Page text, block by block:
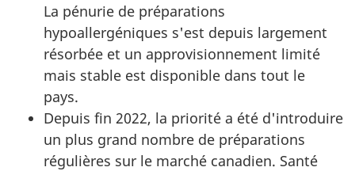
La pénurie de préparations
hypoallergéniques s'est depuis largement
résorbée et un approvisionnement limité
mais stable est disponible dans tout le
pays.
Depuis fin 2022, la priorité a été d'introduire
un plus grand nombre de préparations
régulières sur le marché canadien. Santé